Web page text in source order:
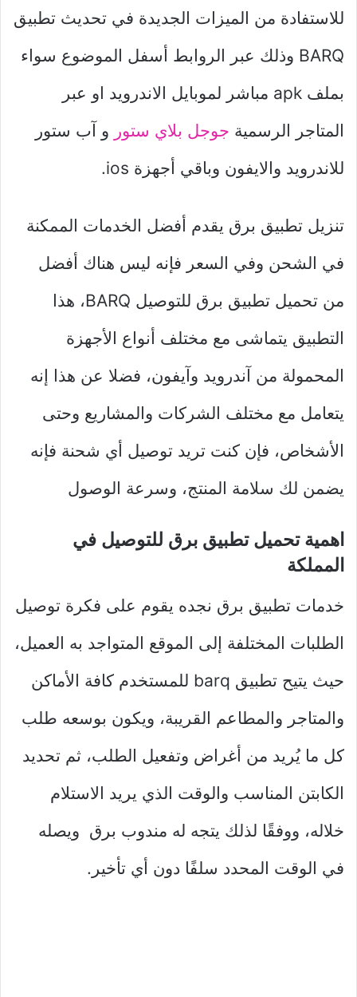
للاستفادة من الميزات الجديدة في تحديث تطبيق
BARQ وذلك عبر الروابط أسفل الموضوع سواء
بملف apk مباشر لموبايل الاندرويد او عبر
المتاجر الرسمية جوجل بلاي ستور و آب ستور
للاندرويد والايفون وباقي أجهزة ios.
تنزيل تطبيق برق يقدم أفضل الخدمات الممكنة
في الشحن وفي السعر فإنه ليس هناك أفضل
من تحميل تطبيق برق للتوصيل BARQ، هذا
التطبيق يتماشى مع مختلف أنواع الأجهزة
المحمولة من آندرويد وآيفون، فضلا عن هذا إنه
يتعامل مع مختلف الشركات والمشاريع وحتى
الأشخاص، فإن كنت تريد توصيل أي شحنة فإنه
يضمن لك سلامة المنتج، وسرعة الوصول
اهمية تحميل تطبيق برق للتوصيل في
المملكة
خدمات تطبيق برق نجده يقوم على فكرة توصيل
الطلبات المختلفة إلى الموقع المتواجد به العميل،
حيث يتيح تطبيق barq للمستخدم كافة الأماكن
والمتاجر والمطاعم القريبة، ويكون بوسعه طلب
كل ما يُريد من أغراض وتفعيل الطلب، ثم تحديد
الكابتن المناسب والوقت الذي يريد الاستلام
خلاله، ووفقًا لذلك يتجه له مندوب برق ويصله
في الوقت المحدد سلفًا دون أي تأخير.